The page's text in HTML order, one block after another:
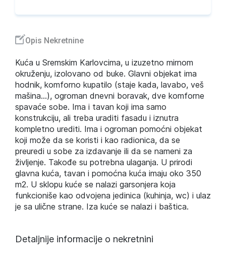
Opis Nekretnine
Kuća u Sremskim Karlovcima, u izuzetno mirnom
okruženju, izolovano od buke. Glavni objekat ima
hodnik, komforno kupatilo (staje kada, lavabo, veš
mašina...), ogroman dnevni boravak, dve komforne
spavaće sobe. Ima i tavan koji ima samo
konstrukciju, ali treba uraditi fasadu i iznutra
kompletno urediti. Ima i ogroman pomoćni objekat
koji može da se koristi i kao radionica, da se
preuredi u sobe za izdavanje ili da se nameni za
življenje. Takođe su potrebna ulaganja. U prirodi
glavna kuća, tavan i pomoćna kuća imaju oko 350
m2. U sklopu kuće se nalazi garsonjera koja
funkcioniše kao odvojena jedinica (kuhinja, wc) i ulaz
je sa ulične strane. Iza kuće se nalazi i baštica.
Detaljnije informacije o nekretnini